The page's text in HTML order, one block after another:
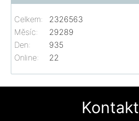
Online: 22
Celkem:
2326563
Měsíc:
29289
Den:
935
Kontakt